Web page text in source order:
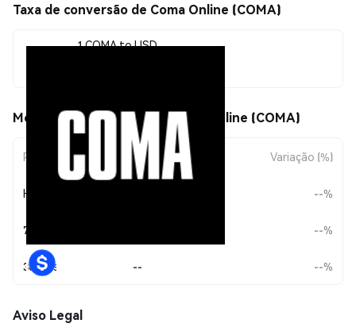
Taxa de conversão de Coma Online (COMA)
1 COMA to USD
Movimentos de preço de Coma Online (COMA)
Período Variação do Valor Variação (%)
Hoje --%
7 Dias --%
30 Dias -- --%
Aviso Legal